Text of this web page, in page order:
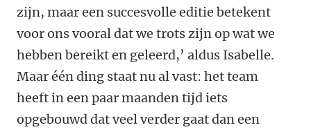
zijn, maar een succesvolle editie betekent
voor ons vooral dat we trots zijn op wat we
hebben bereikt en geleerd,’ aldus Isabelle.
Maar één ding staat nu al vast: het team
heeft in een paar maanden tijd iets
opgebouwd dat veel verder gaat dan een